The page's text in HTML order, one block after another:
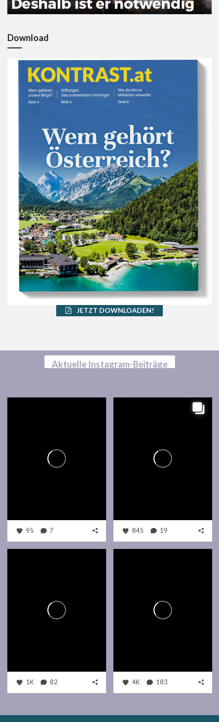
Download
JETZT DOWNLOADEN!
Aktuelle Instagram-Beiträge
95 7 845 19
1K 82 4K 183